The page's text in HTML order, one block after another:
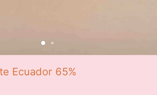
Ecuador 65%